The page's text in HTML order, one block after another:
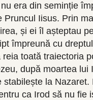
era din seminție
Pruncul Iisus. Prin
și ei îl așteptau
împreună cu
toată traiectoria
după moartea lui
stabilește la
ca Irod să nu fie